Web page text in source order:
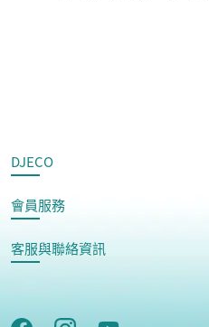
DJECO
會員服務
客服與聯絡資訊